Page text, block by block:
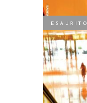
ESAURITO